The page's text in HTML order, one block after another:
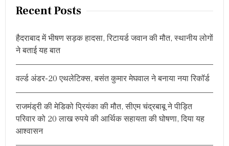
Recent Posts
हैदराबाद में भीषण सड़क हादसा, रिटायर्ड जवान की मौत, स्थानीय लोगों
ने बताई यह बात
वर्ल्ड अंडर-20 एथलेटिक्स, बसंत कुमार मेघवाल ने बनाया नया रिकॉर्ड
राजमंड्री की मेडिको प्रियंका की मौत, सीएम चंद्रबाबू ने पीड़ित
परिवार को 20 लाख रुपये की आर्थिक सहायता की घोषणा, दिया यह
आश्वासन